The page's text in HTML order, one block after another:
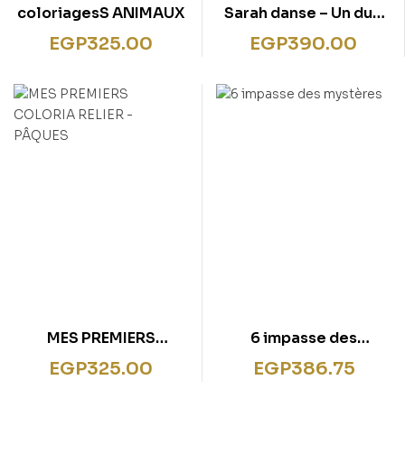
coloriagesS ANIMAUX
EGP325.00
Sarah danse – Un duo
inoubliable
EGP390.00
MES PREMIERS
COLORIA RELIER –
PÂQUES
EGP325.00
6 impasse des
mystères
EGP386.75